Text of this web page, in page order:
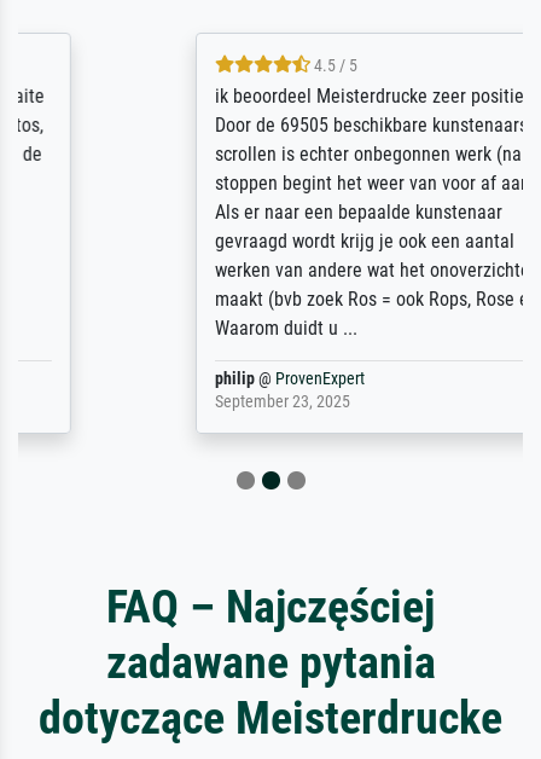
4.5 / 5
ik beoordeel Meisterdrucke zeer positief.
Door de 69505 beschikbare kunstenaars
scrollen is echter onbegonnen werk (na
stoppen begint het weer van voor af aan).
Als er naar een bepaalde kunstenaar
gevraagd wordt krijg je ook een aantal
werken van andere wat het onoverzichtelijk
maakt (bvb zoek Ros = ook Rops, Rose etc).
Waarom duidt u ...
ProvenExpert
September 23, 2025
FAQ – Najczęściej
zadawane pytania
dotyczące Meisterdrucke